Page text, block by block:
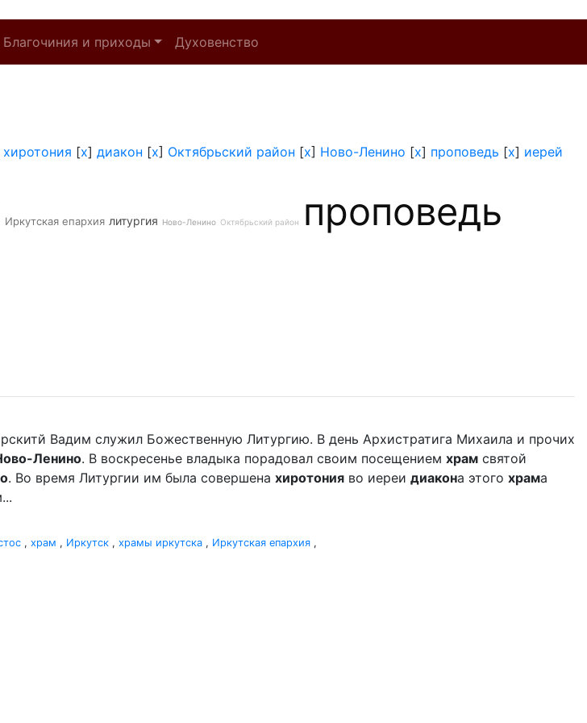
Благочиния и приходы Духовенство
хиротония [x] диакон [x] Октябрьский район [x] Ново-Ленино [x] проповедь [x] иерей
Иркутская епархия литургия Ново-Ленино Октябрьский район проповедь
Вадим служил Божественную Литургию. В день Архистратига Михаила и прочих
Ленино. В воскресенье владыка порадовал своим посещением храм святой
. Во время Литургии им была совершена хиротония во иереи диакона этого храма
, храм , Иркутск , храмы иркутска , Иркутская епархия ,